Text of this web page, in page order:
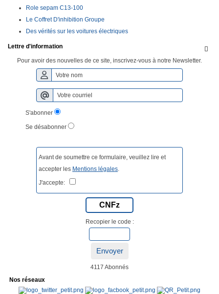
Role sepam C13-100
Le Coffret D'inhibition Groupe
Des vérités sur les voitures électriques

Lettre d'information
Pour avoir des nouvelles de ce site, inscrivez-vous à notre Newsletter.
S'abonner
Se désabonner
Avant de soumettre ce formulaire, veuillez lire et
accepter les Mentions légales.
J'accepte:
CNFz
Recopier le code :
Envoyer
4117 Abonnés
Nos réseaux